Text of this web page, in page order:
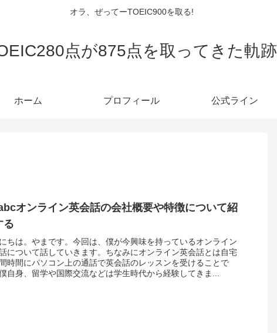
オラ、ぜってーTOEIC900を取る!
点が875点を取ってきた軌跡
ホーム プロフィール 公式ライン
オンライン英会話の会社概要や特徴について紹
る
ちは。やまです。今回は、僕が今興味を持っているオンライン
について話していきます。ちなみにオンライン英会話とは自宅
時間にパソコン上の通話で英会話のレッスンを受けることで
自身、留学や国際交流などは学生時代から経験してきま...